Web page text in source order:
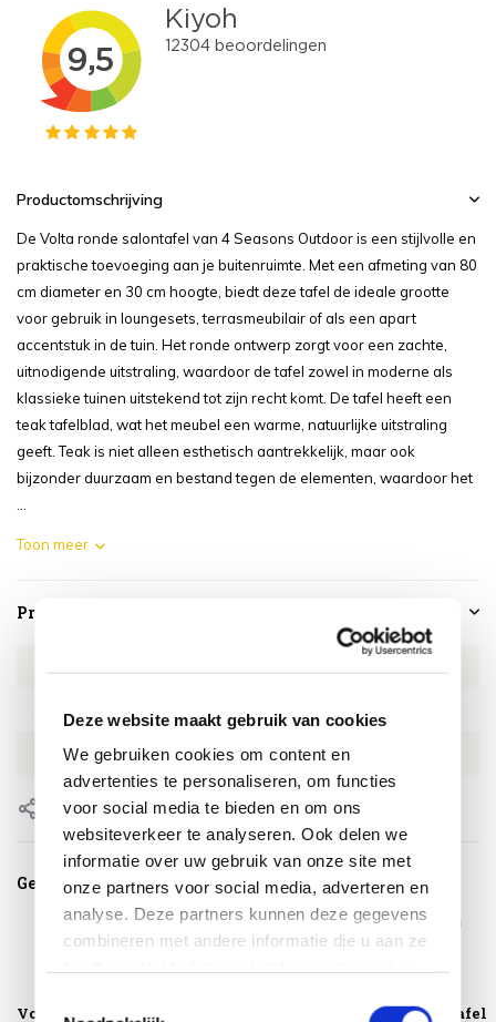
Deze website maakt gebruik van cookies
We gebruiken cookies om content en
advertenties te personaliseren, om functies
voor social media te bieden en om ons
websiteverkeer te analyseren. Ook delen we
informatie over uw gebruik van onze site met
onze partners voor social media, adverteren en
analyse. Deze partners kunnen deze gegevens
combineren met andere informatie die u aan ze
Productomschrijving
De Volta ronde salontafel van 4 Seasons Outdoor is een stijlvolle en
praktische toevoeging aan je buitenruimte. Met een afmeting van 80
cm diameter en 30 cm hoogte, biedt deze tafel de ideale grootte
voor gebruik in loungesets, terrasmeubilair of als een apart
accentstuk in de tuin. Het ronde ontwerp zorgt voor een zachte,
uitnodigende uitstraling, waardoor de tafel zowel in moderne als
klassieke tuinen uitstekend tot zijn recht komt. De tafel heeft een
teak tafelblad, wat het meubel een warme, natuurlijke uitstraling
geeft. Teak is niet alleen esthetisch aantrekkelijk, maar ook
bijzonder duurzaam en bestand tegen de elementen, waardoor het
Toon meer
Productspecificaties
EAN 8720087016443
Delen
Gerelateerde producten
Volta lounge
Volta bijzettafel